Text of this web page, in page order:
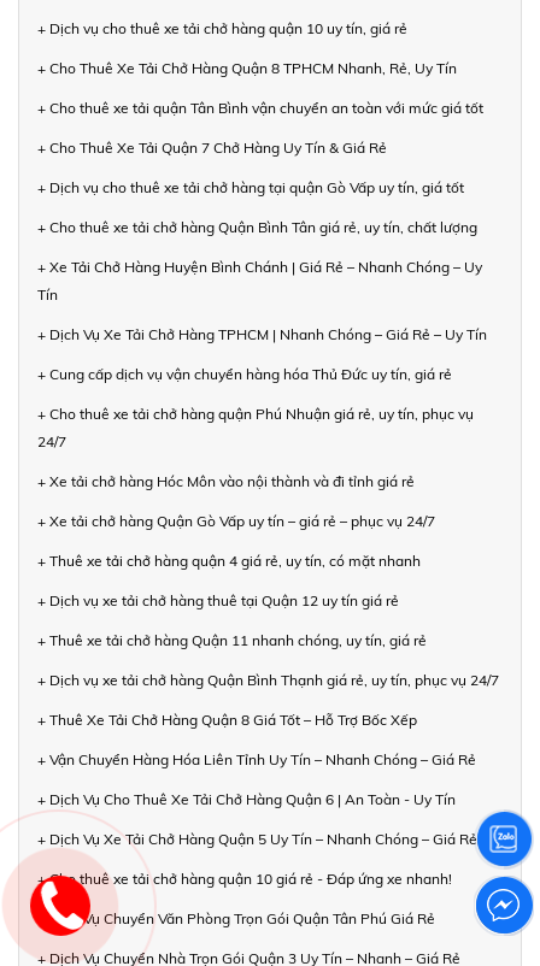
+ Dịch vụ cho thuê xe tải chở hàng quận 10 uy tín, giá rẻ
+ Cho Thuê Xe Tải Chở Hàng Quận 8 TPHCM Nhanh, Rẻ, Uy Tín
+ Cho thuê xe tải quận Tân Bình vận chuyển an toàn với mức giá tốt
+ Cho Thuê Xe Tải Quận 7 Chở Hàng Uy Tín & Giá Rẻ
+ Dịch vụ cho thuê xe tải chở hàng tại quận Gò Vấp uy tín, giá tốt
+ Cho thuê xe tải chở hàng Quận Bình Tân giá rẻ, uy tín, chất lượng
+ Xe Tải Chở Hàng Huyện Bình Chánh | Giá Rẻ – Nhanh Chóng – Uy
Tín
+ Dịch Vụ Xe Tải Chở Hàng TPHCM | Nhanh Chóng – Giá Rẻ – Uy Tín
+ Cung cấp dịch vụ vận chuyển hàng hóa Thủ Đức uy tín, giá rẻ
+ Cho thuê xe tải chở hàng quận Phú Nhuận giá rẻ, uy tín, phục vụ
24/7
+ Xe tải chở hàng Hóc Môn vào nội thành và đi tỉnh giá rẻ
+ Xe tải chở hàng Quận Gò Vấp uy tín – giá rẻ – phục vụ 24/7
+ Thuê xe tải chở hàng quận 4 giá rẻ, uy tín, có mặt nhanh
+ Dịch vụ xe tải chở hàng thuê tại Quận 12 uy tín giá rẻ
+ Thuê xe tải chở hàng Quận 11 nhanh chóng, uy tín, giá rẻ
+ Dịch vụ xe tải chở hàng Quận Bình Thạnh giá rẻ, uy tín, phục vụ 24/7
+ Thuê Xe Tải Chở Hàng Quận 8 Giá Tốt – Hỗ Trợ Bốc Xếp
+ Vận Chuyển Hàng Hóa Liên Tỉnh Uy Tín – Nhanh Chóng – Giá Rẻ
+ Dịch Vụ Cho Thuê Xe Tải Chở Hàng Quận 6 | An Toàn - Uy Tín
+ Dịch Vụ Xe Tải Chở Hàng Quận 5 Uy Tín – Nhanh Chóng – Giá Rẻ
+ Cho thuê xe tải chở hàng quận 10 giá rẻ - Đáp ứng xe nhanh!
+ Dịch Vụ Chuyển Văn Phòng Trọn Gói Quận Tân Phú Giá Rẻ
+ Dịch Vụ Chuyển Nhà Trọn Gói Quận 3 Uy Tín – Nhanh – Giá Rẻ